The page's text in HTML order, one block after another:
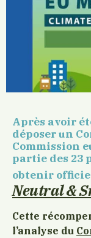
Après avoir
déposer un
Commission
partie des 23
obtenir
Neutral &
Cette
l’analyse du